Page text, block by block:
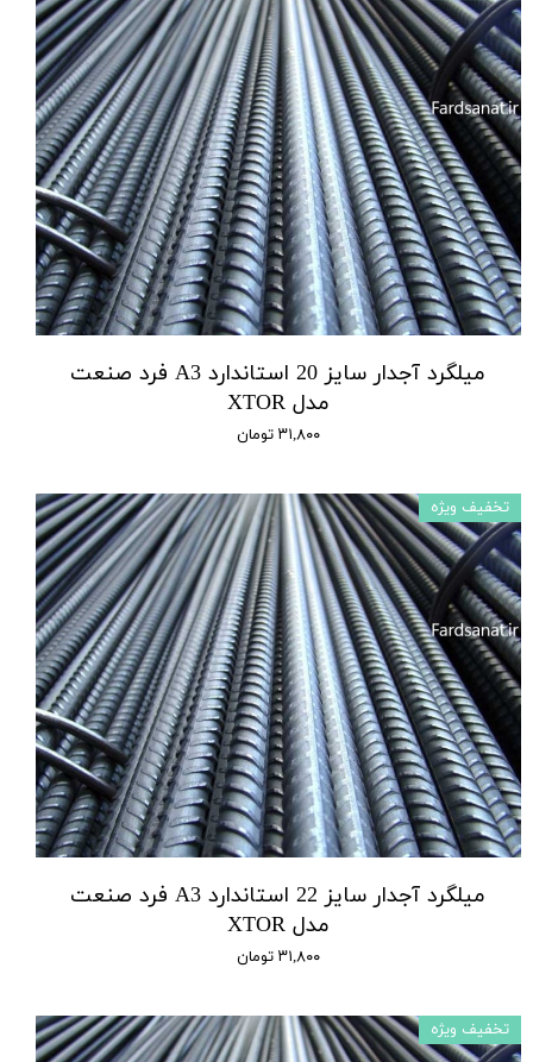
میلگرد آجدار سایز 20 استاندارد A3 فرد صنعت
مدل XTOR
۳۱,۸۰۰ تومان
میلگرد آجدار سایز 22 استاندارد A3 فرد صنعت
مدل XTOR
۳۱,۸۰۰ تومان
تخفیف ویژه
تخفیف ویژه